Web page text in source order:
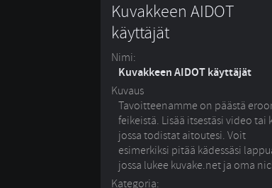
Kuvakkeen AIDOT
käyttäjät
Nimi:
Kuvakkeen AIDOT käyttäjät
Kuvaus
Tavoitteenamme on päästä
feikeistä. Lisää itsestäsi video tai
jossa todistat aitoutesi. Voit
esimerkiksi pitää kädessäsi
jossa lukee kuvake.net ja oma
Kategoria: